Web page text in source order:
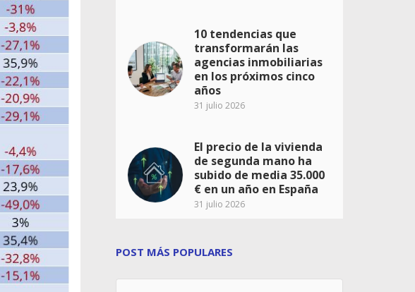
10 tendencias que
transformarán las
agencias inmobiliarias
en los próximos cinco
años
31 julio 2026
El precio de la vivienda
de segunda mano ha
subido de media 35.000
€ en un año en España
31 julio 2026
POST MÁS POPULARES